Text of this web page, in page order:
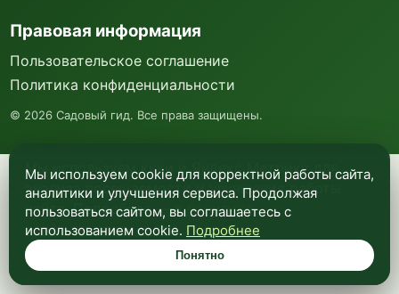
Мы используем куки и Яндекс Метрику для
анализа посещаемости и улучшения работы
сайта. Подробнее —в политике
конфиденциальности.
Понятно
Правовая информация
Пользовательское соглашение
Политика конфиденциальности
© 2026 Садовый гид. Все права защищены.
Мы используем cookie для корректной работы сайта,
аналитики и улучшения сервиса. Продолжая
пользоваться сайтом, вы соглашаетесь с
использованием cookie. Подробнее
Понятно